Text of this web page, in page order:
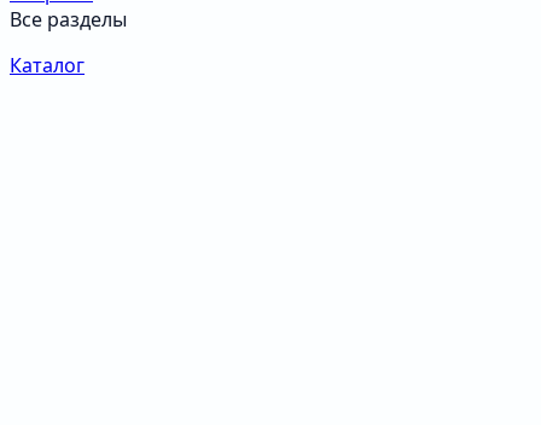
Все разделы
Каталог